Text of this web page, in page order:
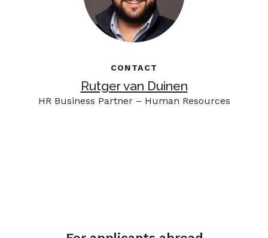
CONTACT
Rutger van Duinen
HR Business Partner – Human Resources